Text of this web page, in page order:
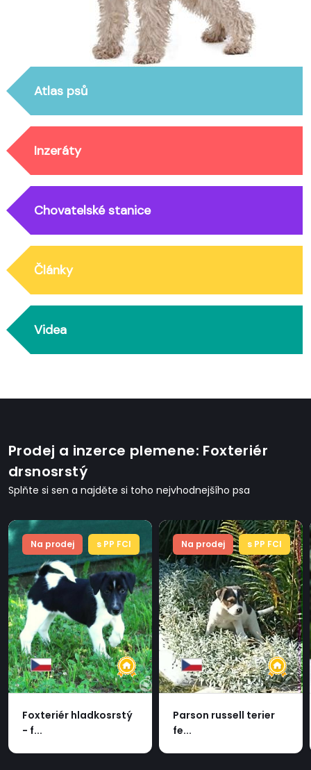
Atlas psů
Inzeráty
Chovatelské stanice
Články
Videa
Prodej a inzerce plemene: Foxteriér
drsnosrstý
Splňte si sen a najděte si toho nejvhodnejšího psa
Na prodej s PP FCI
Foxteriér hladkosrstý
- f...
Na prodej s PP FCI
Parson russell terier
fe...